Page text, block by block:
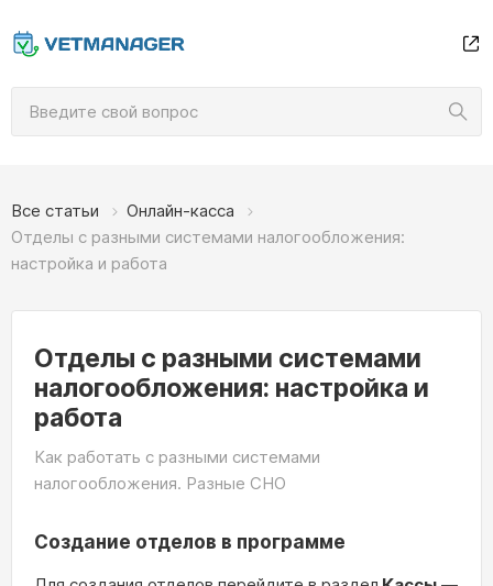
Все статьи
Онлайн-касса
Отделы с разными системами налогообложения:
настройка и работа
Отделы с разными системами
налогообложения: настройка и
работа
Как работать с разными системами
налогообложения. Разные СНО
Создание отделов в программе